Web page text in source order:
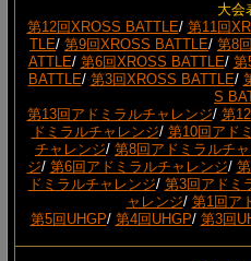
大会
第12回XROSS BATTLE/ 第11回
TLE/ 第9回XROSS BATTLE/ 第8
ATTLE/ 第6回XROSS BATTLE/ 第
BATTLE/ 第3回XROSS BATTLE/
S
第13回アドミラルチャレンジ/ 第
ドミラルチャレンジ/ 第10回アド
チャレンジ/ 第8回アドミラルチ
ジ/ 第6回アドミラルチャレンジ/
ドミラルチャレンジ/ 第3回アドミ
ャレンジ/ 第1回ア
第5回UHGP/ 第4回UHGP/ 第3回